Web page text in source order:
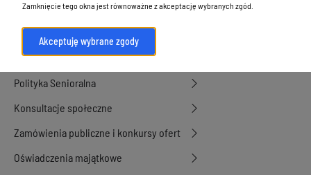
Środowisko
Strategie, programy, plany
Edukacja, oświata i opieka
Polityka Senioralna
Konsultacje społeczne
Zamówienia publiczne i konkursy ofert
Oświadczenia majątkowe
Zamknięcie tego okna jest równoważne z akceptację wybranych zgód.
Akceptuję wybrane zgody